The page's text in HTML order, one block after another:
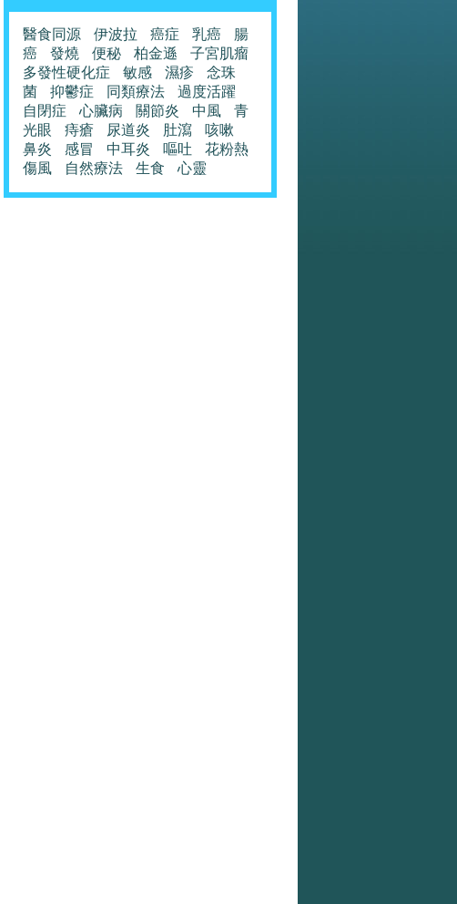
醫食同源 伊波拉 癌症 乳癌
腸
癌
發燒 便秘 柏金遜
子宮肌瘤
多發性硬化症
敏感 濕疹
念珠
菌
抑鬱症 同類療法
過度活躍
自閉症
心臟病 關節炎 中風
青
光眼
痔瘡 尿道炎 肚瀉
咳嗽
鼻炎
感冒 中耳炎 嘔吐
花粉熱
傷風
自然療法 生食 心靈